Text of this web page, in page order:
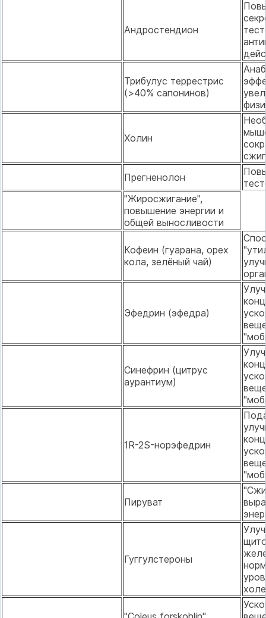
Андростендион
Трибулус террестрис
(>40% сапонинов)
Холин
Прегненолон
"Жиросжигание",
повышение энергии и
общей выносливости
Кофеин (гуарана, орех
кола, зелёный чай)
Эфедрин (эфедра)
Синефрин (цитрус
аурантиум)
1R-2S-норэфедрин
Пируват
Гуггулстероны